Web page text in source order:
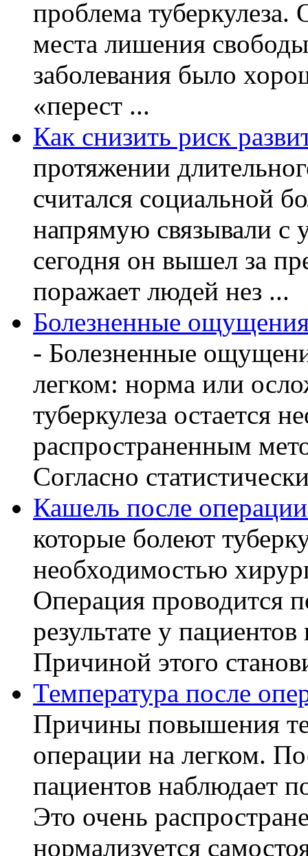
проблема
места лишения
заболевания было
«перест ...
Как снизить риск
протяжении
считался социальной
напрямую связывали с
сегодня он вышел за
поражает людей нез ...
Болезненные
- Болезненные
легком: норма или
туберкулеза остается
распространенным
Согласно
Кашель после
которые болеют
необходимостью
Операция проводится
результате у
Причиной этого
Температура после
Причины повышения
операции на легком.
пациентов наблюдает
Это очень
нормализуется